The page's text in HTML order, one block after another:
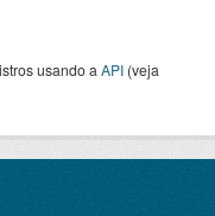
usando a API (veja